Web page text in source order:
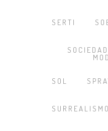
SERTI
SOL
SURREALISMO